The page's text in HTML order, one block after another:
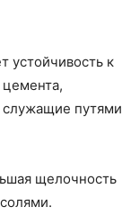
устойчивость к
путями
щелочность